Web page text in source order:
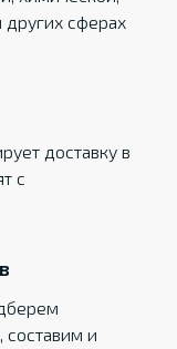
сферах
доставку в
с
составим и